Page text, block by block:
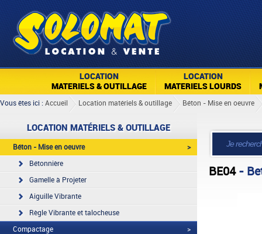
LOCATION
MATERIELS & OUTILLAGE
LOCATION
MATERIELS LOURDS
Vous êtes ici : Accueil Location matériels & outillage Béton - Mise en oeuvre
LOCATION MATÉRIELS & OUTILLAGE
Béton - Mise en oeuvre
>
Bétonnière
Gamelle à Projeter
Aiguille Vibrante
Règle Vibrante et talocheuse
Compactage
>
BE04-